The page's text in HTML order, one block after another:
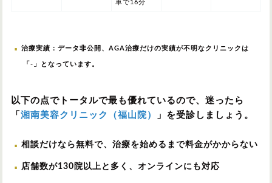
車で16分
治療実績：データ非公開、AGA治療だけの実績が不明なクリニックは
「-」となっています。
以下の点でトータルで最も優れているので、迷ったら
「 湘南美容クリニック（福山院） 」を受診しましょう。
相談だけなら無料で、治療を始めるまで料金がかからない
店舗数が130院以上と多く、オンラインにも対応